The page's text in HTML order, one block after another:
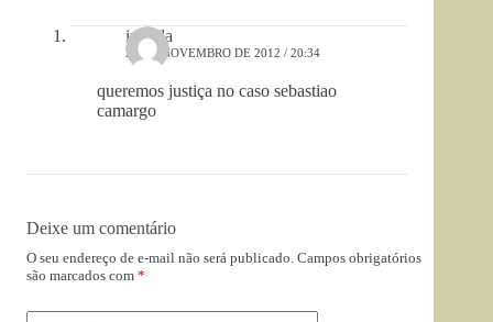
irlanda
29 DE NOVEMBRO DE 2012 / 20:34
queremos justiça no caso sebastiao
camargo
Deixe um comentário
O seu endereço de e-mail não será publicado. Campos obrigatórios
são marcados com *